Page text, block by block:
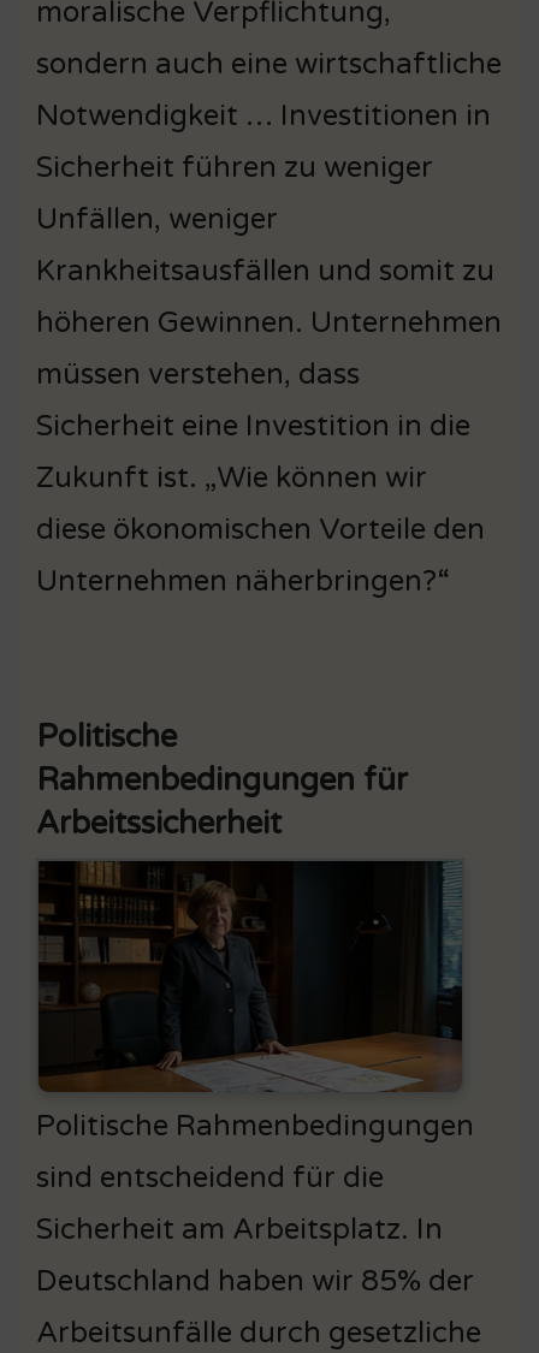
moralische Verpflichtung,
sondern auch eine wirtschaftliche
Notwendigkeit … Investitionen in
Sicherheit führen zu weniger
Unfällen, weniger
Krankheitsausfällen und somit zu
höheren Gewinnen. Unternehmen
müssen verstehen, dass
Sicherheit eine Investition in die
Zukunft ist. „Wie können wir
diese ökonomischen Vorteile den
Unternehmen näherbringen?“
Politische
Rahmenbedingungen für
Arbeitssicherheit
Politische Rahmenbedingungen
sind entscheidend für die
Sicherheit am Arbeitsplatz. In
Deutschland haben wir 85% der
Arbeitsunfälle durch gesetzliche